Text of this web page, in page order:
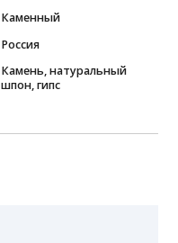
Каменный
Россия
Камень, натуральный
шпон, гипс